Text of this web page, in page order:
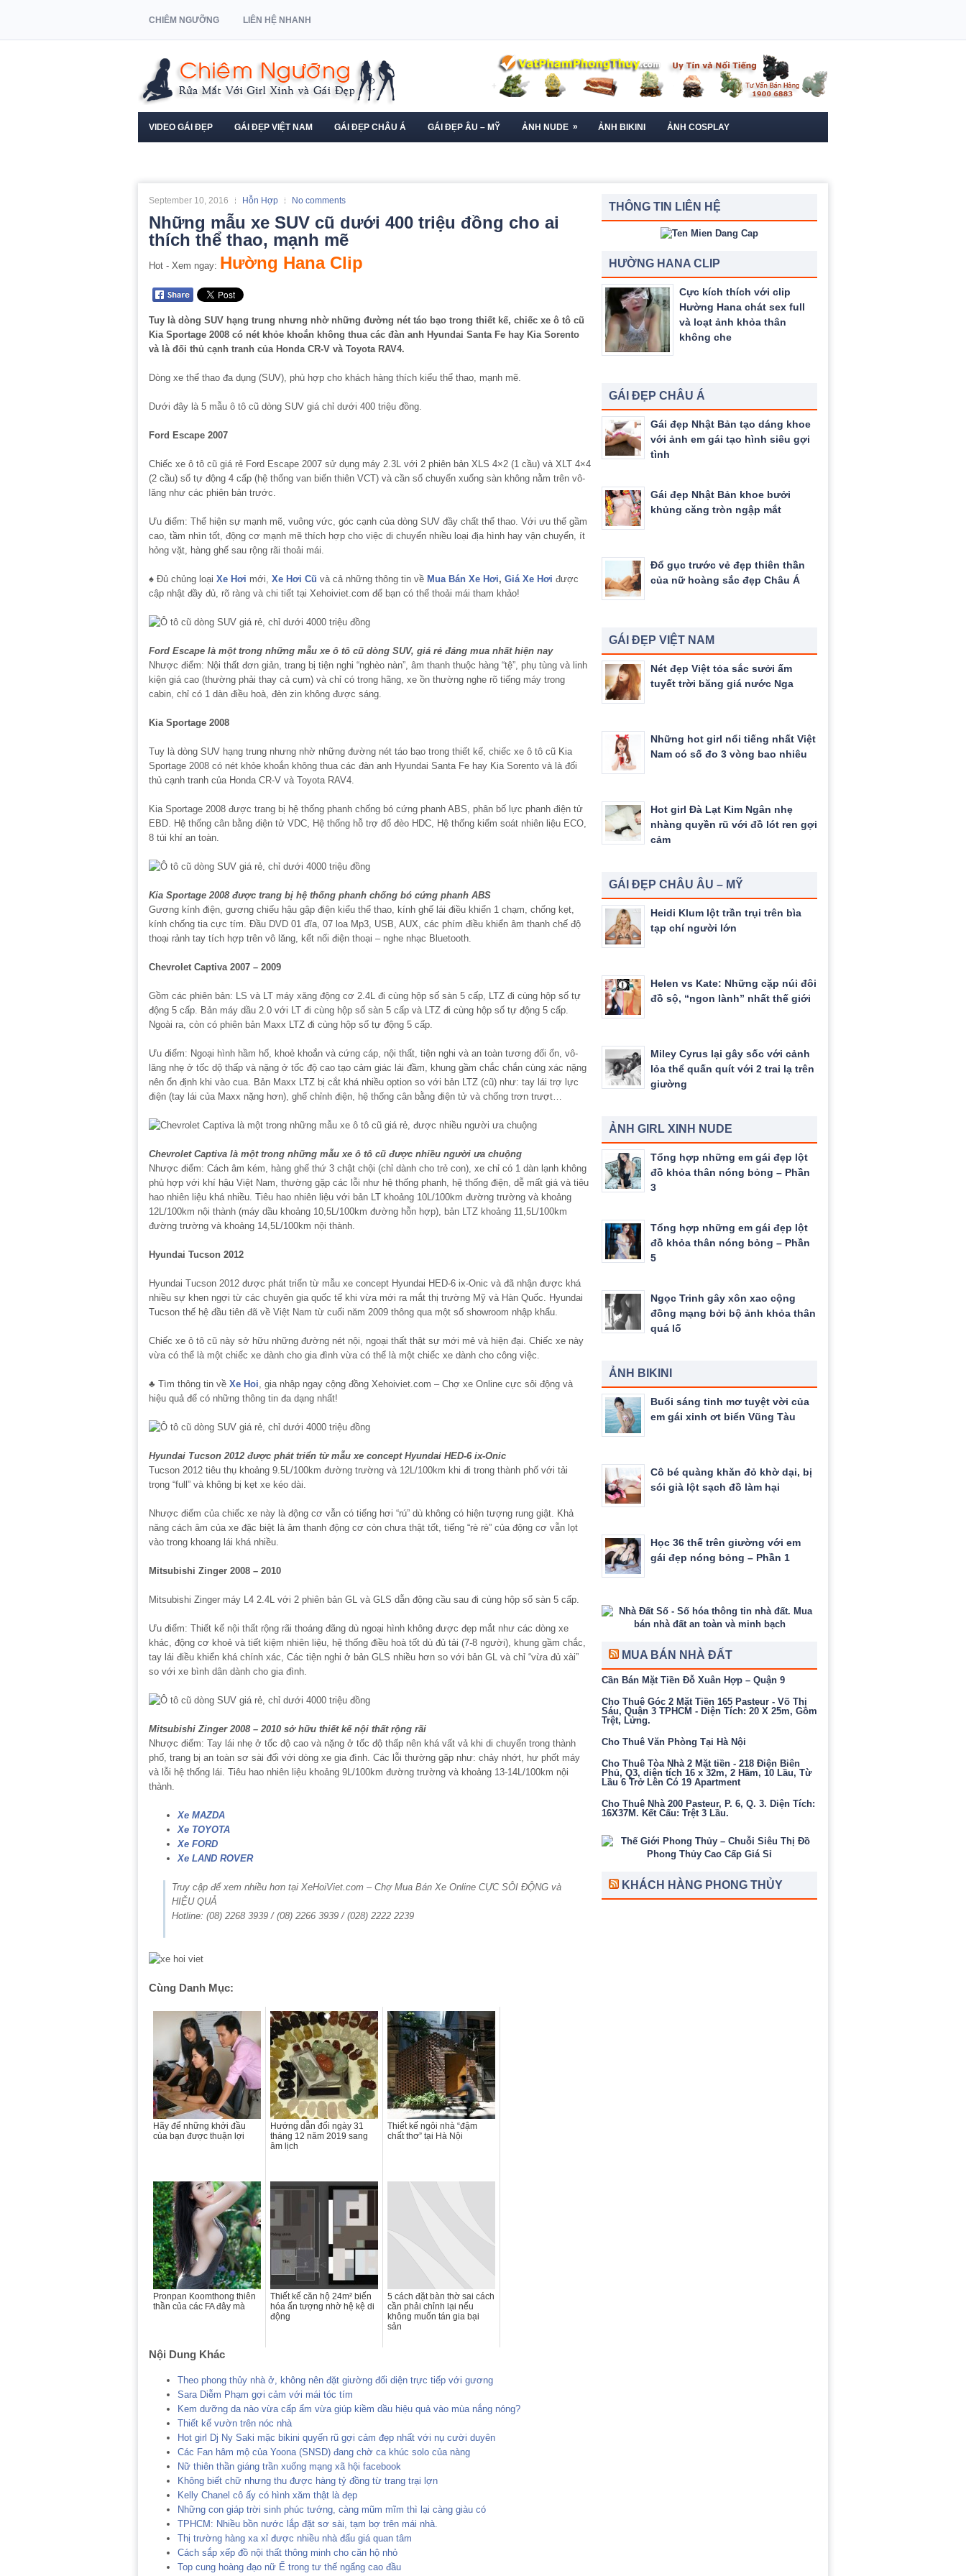
CHIÊM NGƯỠNG LIÊN HỆ NHANH
VIDEO GÁI ĐẸP GÁI ĐẸP VIỆT NAM GÁI ĐẸP CHÂU Á GÁI ĐẸP ÂU – MỸ ẢNH NUDE » ẢNH BIKINI ẢNH COSPLAY
September 10, 2016 Hỗn Hợp No comments
Những mẫu xe SUV cũ dưới 400 triệu đồng cho ai
thích thể thao, mạnh mẽ
Hot - Xem ngay: Hường Hana Clip
Tuy là dòng SUV hạng trung nhưng nhờ những đường nét táo bạo trong thiết kế, chiếc xe ô tô cũ
Kia Sportage 2008 có nét khỏe khoắn không thua các đàn anh Hyundai Santa Fe hay Kia Sorento
và là đối thủ cạnh tranh của Honda CR-V và Toyota RAV4.
Dòng xe thể thao đa dụng (SUV), phù hợp cho khách hàng thích kiểu thể thao, mạnh mẽ.
Dưới đây là 5 mẫu ô tô cũ dòng SUV giá chỉ dưới 400 triệu đồng.
Ford Escape 2007
Chiếc xe ô tô cũ giá rẻ Ford Escape 2007 sử dụng máy 2.3L với 2 phiên bản XLS 4×2 (1 cầu) và XLT 4×4
(2 cầu) số tự động 4 cấp (hệ thống van biến thiên VCT) và cần số chuyển xuống sàn không nằm trên vô-
lăng như các phiên bản trước.
Ưu điểm: Thể hiện sự mạnh mẽ, vuông vức, góc cạnh của dòng SUV đầy chất thể thao. Với ưu thế gầm
cao, tầm nhìn tốt, động cơ mạnh mẽ thích hợp cho việc di chuyển nhiều loại địa hình hay vận chuyển, ít
hỏng vặt, hàng ghế sau rộng rãi thoải mái.
♠ Đủ chủng loại Xe Hơi mới, Xe Hơi Cũ và cả những thông tin về Mua Bán Xe Hơi, Giá Xe Hơi được
cập nhật đầy đủ, rõ ràng và chi tiết tại Xehoiviet.com để bạn có thể thoải mái tham khảo!
Ford Escape là một trong những mẫu xe ô tô cũ dòng SUV, giá rẻ đáng mua nhất hiện nay
Nhược điểm: Nội thất đơn giản, trang bị tiện nghi “nghèo nàn”, âm thanh thuộc hàng “tệ”, phụ tùng và linh
kiện giá cao (thường phải thay cả cụm) và chỉ có trong hãng, xe ồn thường nghe rõ tiếng máy trong
cabin, chỉ có 1 dàn điều hoà, đèn zin không được sáng.
Kia Sportage 2008
Tuy là dòng SUV hạng trung nhưng nhờ những đường nét táo bạo trong thiết kế, chiếc xe ô tô cũ Kia
Sportage 2008 có nét khỏe khoắn không thua các đàn anh Hyundai Santa Fe hay Kia Sorento và là đối
thủ cạnh tranh của Honda CR-V và Toyota RAV4.
Kia Sportage 2008 được trang bị hệ thống phanh chống bó cứng phanh ABS, phân bố lực phanh điện tử
EBD. Hệ thống cân bằng điện tử VDC, Hệ thống hỗ trợ đổ đèo HDC, Hệ thống kiểm soát nhiên liệu ECO,
8 túi khí an toàn.
Kia Sportage 2008 được trang bị hệ thống phanh chống bó cứng phanh ABS
Gương kính điện, gương chiếu hậu gập điện kiểu thể thao, kính ghế lái điều khiển 1 chạm, chống kẹt,
kính chống tia cực tím. Đầu DVD 01 đĩa, 07 loa Mp3, USB, AUX, các phím điều khiển âm thanh chế độ
thoại rảnh tay tích hợp trên vô lăng, kết nối điện thoại – nghe nhạc Bluetooth.
Chevrolet Captiva 2007 – 2009
Gồm các phiên bản: LS và LT máy xăng động cơ 2.4L đi cùng hộp số sàn 5 cấp, LTZ đi cùng hộp số tự
động 5 cấp. Bản máy dầu 2.0 với LT đi cùng hộp số sàn 5 cấp và LTZ đi cùng hộp số tự động 5 cấp.
Ngoài ra, còn có phiên bản Maxx LTZ đi cùng hộp số tự động 5 cấp.
Ưu điểm: Ngoại hình hầm hố, khoẻ khoắn và cứng cáp, nội thất, tiện nghi và an toàn tương đối ổn, vô-
lăng nhẹ ở tốc dộ thấp và nặng ở tốc độ cao tạo cảm giác lái đầm, khung gầm chắc chắn cùng xác nặng
nên ổn định khi vào cua. Bản Maxx LTZ bị cắt khá nhiều option so với bản LTZ (cũ) như: tay lái trợ lực
điện (tay lái của Maxx nặng hơn), ghế chỉnh điện, hệ thống cân bằng điện tử và chống trơn trượt…
Chevrolet Captiva là một trong những mẫu xe ô tô cũ được nhiều người ưa chuộng
Nhược điểm: Cách âm kém, hàng ghế thứ 3 chật chội (chỉ dành cho trẻ con), xe chỉ có 1 dàn lạnh không
phù hợp với khí hậu Việt Nam, thường gặp các lỗi như hệ thống phanh, hệ thống điện, dễ mất giá và tiêu
hao nhiên liệu khá nhiều. Tiêu hao nhiên liệu với bản LT khoảng 10L/100km đường trường và khoảng
12L/100km nội thành (máy dầu khoảng 10,5L/100km đường hỗn hợp), bản LTZ khoảng 11,5L/100km
đường trường và khoảng 14,5L/100km nội thành.
Hyundai Tucson 2012
Hyundai Tucson 2012 được phát triển từ mẫu xe concept Hyundai HED-6 ix-Onic và đã nhận được khá
nhiều sự khen ngợi từ các chuyên gia quốc tế khi vừa mới ra mắt thị trường Mỹ và Hàn Quốc. Hyundai
Tucson thế hệ đầu tiên đã về Việt Nam từ cuối năm 2009 thông qua một số showroom nhập khẩu.
Chiếc xe ô tô cũ này sở hữu những đường nét nội, ngoại thất thật sự mới mẻ và hiện đại. Chiếc xe này
vừa có thể là một chiếc xe dành cho gia đình vừa có thể là một chiếc xe dành cho công việc.
♣ Tìm thông tin về Xe Hoi , gia nhập ngay cộng đồng Xehoiviet.com – Chợ xe Online cực sôi động và
hiệu quả để có những thông tin đa dạng nhất!
Hyundai Tucson 2012 được phát triển từ mẫu xe concept Hyundai HED-6 ix-Onic
Tucson 2012 tiêu thụ khoảng 9.5L/100km đường trường và 12L/100km khi đi trong thành phố với tải
trọng “full” và không bị kẹt xe kéo dài.
Nhược điểm của chiếc xe này là động cơ vẫn có tiếng hơi “rú” dù không có hiện tượng rung giật. Khả
năng cách âm của xe đặc biệt là âm thanh động cơ còn chưa thật tốt, tiếng “rè rè” của động cơ vẫn lọt
vào trong khoang lái khá nhiều.
Mitsubishi Zinger 2008 – 2010
Mitsubishi Zinger máy L4 2.4L với 2 phiên bản GL và GLS dẫn động cầu sau đi cùng hộp số sàn 5 cấp.
Ưu điểm: Thiết kế nội thất rộng rãi thoáng đãng dù ngoại hình không được đẹp mắt như các dòng xe
khác, động cơ khoẻ và tiết kiệm nhiên liệu, hệ thống điều hoà tốt dù đủ tải (7-8 người), khung gầm chắc,
tay lái điều khiển khá chính xác, Các tiện nghi ở bản GLS nhiều hơn so với bản GL và chỉ “vừa đủ xài”
so với xe bình dân dành cho gia đình.
Mitsubishi Zinger 2008 – 2010 sở hữu thiết kế nội thất rộng rãi
Nhược điểm: Tay lái nhẹ ở tốc độ cao và nặng ở tốc độ thấp nên khá vất vả khi di chuyển trong thành
phố, trang bị an toàn sơ sài đối với dòng xe gia đình. Các lỗi thường gặp như: chảy nhớt, hư phốt máy
và lỗi hệ thống lái. Tiêu hao nhiên liệu khoảng 9L/100km đường trường và khoảng 13-14L/100km nội
thành.
Xe MAZDA
Xe TOYOTA
Xe FORD
Xe LAND ROVER
Truy cập để xem nhiều hơn tại XeHoiViet.com – Chợ Mua Bán Xe Online CỰC SÔI ĐỘNG và
HIỆU QUẢ
Hotline: (08) 2268 3939 / (08) 2266 3939 / (028) 2222 2239
Cùng Danh Mục:
Hãy để những khởi đầu
của bạn được thuận lợi
Hướng dẫn đổi ngày 31
tháng 12 năm 2019 sang
âm lịch
Thiết kế ngôi nhà “đậm
chất thơ” tại Hà Nội
Pronpan Koomthong thiên
thần của các FA đây mà
Thiết kế căn hộ 24m² biến
hóa ấn tượng nhờ hệ kệ di
động
5 cách đặt bàn thờ sai cách
cần phải chỉnh lại nếu
không muốn tán gia bại
sản
Nội Dung Khác
Theo phong thủy nhà ở, không nên đặt giường đối diện trực tiếp với gương
Sara Diễm Phạm gợi cảm với mái tóc tím
Kem dưỡng da nào vừa cấp ẩm vừa giúp kiềm dầu hiệu quả vào mùa nắng nóng?
Thiết kế vườn trên nóc nhà
Hot girl Dj Ny Saki mặc bikini quyến rũ gợi cảm đẹp nhất với nụ cười duyên
Các Fan hâm mộ của Yoona (SNSD) đang chờ ca khúc solo của nàng
Nữ thiên thần giáng trần xuống mạng xã hội facebook
Không biết chữ nhưng thu được hàng tỷ đồng từ trang trại lợn
Kelly Chanel cô ấy có hình xăm thật là đẹp
Những con giáp trời sinh phúc tướng, càng mũm mĩm thì lại càng giàu có
TPHCM: Nhiều bồn nước lắp đặt sơ sài, tạm bợ trên mái nhà.
Thị trường hàng xa xỉ được nhiều nhà đấu giá quan tâm
Cách sắp xếp đồ nội thất thông minh cho căn hộ nhỏ
Top cung hoàng đạo nữ Ế trong tư thế ngẩng cao đầu
THÔNG TIN LIÊN HỆ
HƯỜNG HANA CLIP
Cực kích thích với clip
Hường Hana chát sex full
và loạt ảnh khỏa thân
không che
GÁI ĐẸP CHÂU Á
Gái đẹp Nhật Bản tạo dáng khoe
với ảnh em gái tạo hình siêu gợi
tình
Gái đẹp Nhật Bản khoe bưởi
khủng căng tròn ngập mắt
Đổ gục trước vẻ đẹp thiên thần
của nữ hoàng sắc đẹp Châu Á
GÁI ĐẸP VIỆT NAM
Nét đẹp Việt tỏa sắc sưởi ấm
tuyết trời băng giá nước Nga
Những hot girl nổi tiếng nhất Việt
Nam có số đo 3 vòng bao nhiêu
Hot girl Đà Lạt Kim Ngân nhẹ
nhàng quyền rũ với đồ lót ren gợi
cảm
GÁI ĐẸP CHÂU ÂU – MỸ
Heidi Klum lột trần trụi trên bìa
tạp chí người lớn
Helen vs Kate: Những cặp núi đôi
đồ sộ, “ngon lành” nhất thế giới
Miley Cyrus lại gây sốc với cảnh
lỏa thể quấn quít với 2 trai lạ trên
giường
ẢNH GIRL XINH NUDE
Tổng hợp những em gái đẹp lột
đồ khỏa thân nóng bỏng – Phần
3
Tổng hợp những em gái đẹp lột
đồ khỏa thân nóng bỏng – Phần
5
Ngọc Trinh gây xôn xao cộng
đồng mạng bởi bộ ảnh khỏa thân
quá lố
ẢNH BIKINI
Buổi sáng tinh mơ tuyệt vời của
em gái xinh ơt biển Vũng Tàu
Cô bé quàng khăn đỏ khờ dại, bị
sói già lột sạch đồ làm hại
Học 36 thế trên giường với em
gái đẹp nóng bỏng – Phần 1
MUA BÁN NHÀ ĐẤT
Cần Bán Mặt Tiền Đỗ Xuân Hợp – Quận 9
Cho Thuê Góc 2 Mặt Tiền 165 Pasteur - Võ Thị
Sáu, Quận 3 TPHCM - Diện Tích: 20 X 25m, Gồm
Trệt, Lửng.
Cho Thuê Văn Phòng Tại Hà Nội
Cho Thuê Tòa Nhà 2 Mặt tiền - 218 Điện Biên
Phủ, Q3, diện tích 16 x 32m, 2 Hầm, 10 Lầu, Từ
Lầu 6 Trở Lên Có 19 Apartment
Cho Thuê Nhà 200 Pasteur, P. 6, Q. 3. Diện Tích:
16X37M. Kết Cấu: Trệt 3 Lầu.
KHÁCH HÀNG PHONG THỦY